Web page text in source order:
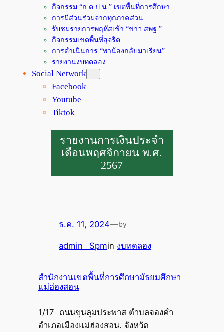
กิจกรรม “ก.ต.ป.น.” เขตพื้นที่การศึกษา
การมีส่วนร่วมจากทุกภาคส่วน
รับชมรายการพฤหัสเช้า “ข่าว สพฐ.”
กิจกรรมเขตพื้นที่สุจริต
การดำเนินการ “พาน้องกลับมาเรียน”
รายงานงบทดลอง
Social Network
Facebook
Youtube
Tiktok
รายงานการเงินประจำ
เดือนพฤศจิกายน พ.ศ.
2567
ธ.ค. 11, 2024—by
admin_ Spmin งบทดลอง
สำนักงานเขตพื้นที่การศึกษามัธยมศึกษา
แม่ฮ่องสอน
1/17 ถนนขุนลุมประพาส ตำบลจองคำ
อำเภอเมืองแม่ฮ่องสอน. จังหวัด